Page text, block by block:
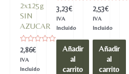
2x125g
SIN
AZUCAR
Valorado
en
0
de
2,86€
IVA
Incluido
Valorado
en
0
de
3,23€
IVA
Incluido
Añadir
al
carrito
Valorado
en
0
de
2,53€
IVA
Incluido
Añadir
al
carrito